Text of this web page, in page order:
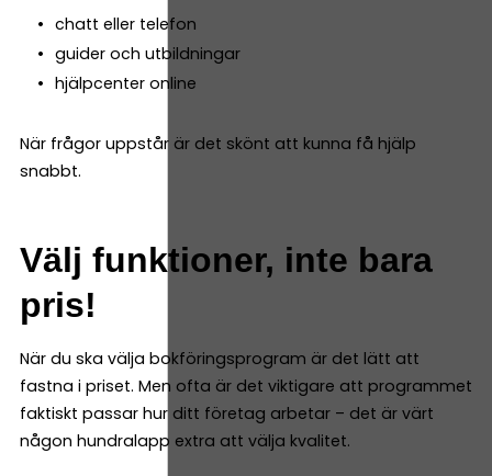
chatt eller telefon
guider och utbildningar
hjälpcenter online
När frågor uppstår är det skönt att kunna få hjälp
snabbt.
Välj funktioner, inte bara
pris!
När du ska välja bokföringsprogram är det lätt att
fastna i priset. Men ofta är det viktigare att programmet
faktiskt passar hur ditt företag arbetar – det är värt
någon hundralapp extra att välja kvalitet.